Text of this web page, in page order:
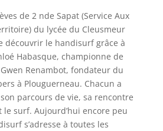
de 2 nde Sapat (Service Aux
du lycée du Cleusmeur
découvrir le handisurf grâce à
Habasque, championne de
Renambot, fondateur du
à Plouguerneau. Chacun a
parcours de vie, sa rencontre
le surf. Aujourd’hui encore peu
s’adresse à toutes les